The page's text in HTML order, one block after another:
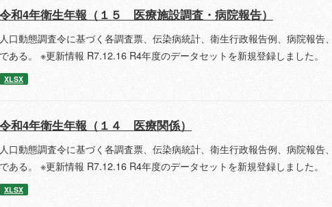
令和4年衛生年報（１５ 医療施設調査・病院報告）
人口動態調査令に基づく各調査票、伝染病統計、衛生行政報告例、病院報
である。 ※更新情報 R7.12.16 R4年度のデータセットを新規登録しました。
XLSX
令和4年衛生年報（１４ 医療関係）
人口動態調査令に基づく各調査票、伝染病統計、衛生行政報告例、病院報
である。 ※更新情報 R7.12.16 R4年度のデータセットを新規登録しました。
XLSX